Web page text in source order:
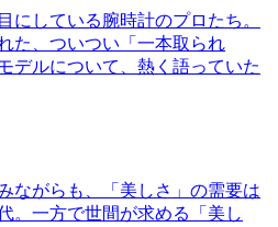
にしている腕時計のプロたち。
た、ついつい「一本取られ
デルについて、熱く語っていた
ながらも、「美しさ」の需要は
。一方で世間が求める「美し